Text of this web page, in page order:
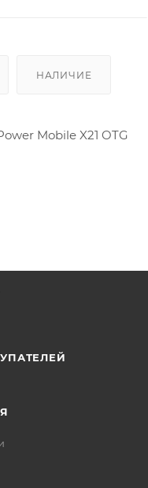
НАЛИЧИЕ
Mobile X21 OTG